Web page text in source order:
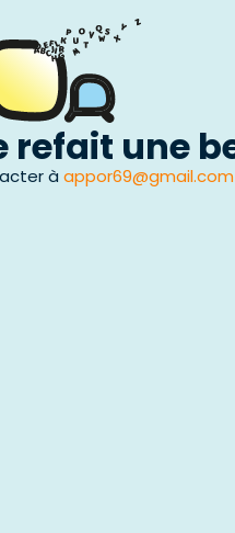
refait une
àappor69@gmail.com